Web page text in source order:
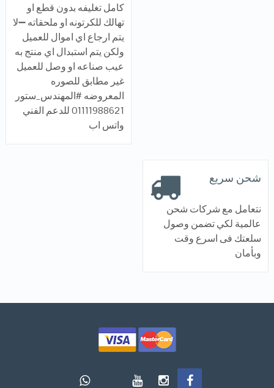
كامل تغليفه بدون قطع او
تهالك للكرتونه او ملحقاته ➖لا
يتم ارجاع اي اموال للعميل
ولكن يتم استبدال اي منتج به
عيب صناعه او وصل للعميل
غير مطابق للصوره
المعروضه #المهندس_ستور
01111988621 للدعم الفني
واتس اب
شحن سريع
نتعامل مع شركات شحن
عالمية لكي تضمن وصول
سلعتك فى اسرع وقت
وبأمان